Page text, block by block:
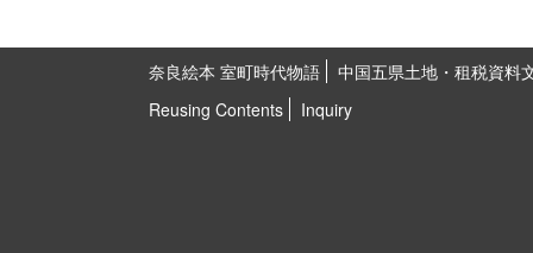
奈良絵本 室町時代物語
中国五県土地・租税資料
Reusing Contents
Inquiry